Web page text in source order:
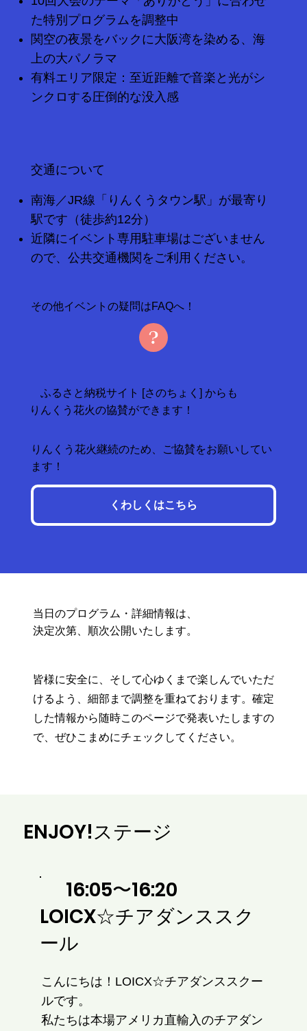
南海／JR線「りんくうタウン駅」が最寄り
駅です（徒歩約12分）
近隣にイベント専用駐車場はございません
ので、公共交通機関をご利用ください。
​交通について
た特別プログラムを調整中
関空の夜景をバックに大阪湾を染める、海
上の大パノラマ
有料エリア限定：至近距離で音楽と光がシ
ンクロする圧倒的な没入感
その他イベントの疑問はFAQへ！
りんくう花火継続のため、ご協賛をお願いしてい
ます！
ふるさと納税サイト [さのちょく] からも
りんくう花火の協賛ができます！
くわしくはこちら
16:05〜16:20
LOICX☆チアダンススク
ール
こんにちは！LOICX☆チアダンススクー
ルです。
私たちは本場アメリカ直輸入のチアダン
ENJOY!​ステージ
当日のプログラム・詳細情報は、
決定次第、順次公開いたします。
皆様に安全に、そして心ゆくまで楽しんでいただ
けるよう、細部まで調整を重ねております。確定
した情報から随時このページで発表いたしますの
で、ぜひこまめにチェックしてください。